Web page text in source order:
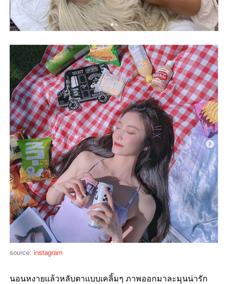
source: instagram
นอนหงายแล้วหลับตาแบบเคลิ้มๆ ภาพออกมาละมุนน่ารัก